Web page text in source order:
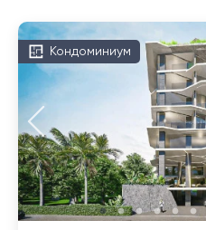
Кондоминиум